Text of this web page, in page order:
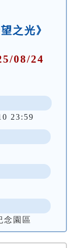
之光》
08/24
23:59
念園區